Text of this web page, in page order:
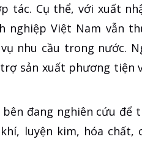
tác. Cụ thể, với xuất
nghiệp Việt Nam vẫn
nhu cầu trong nước.
sản xuất phương tiện
bên đang nghiên cứu
luyện kim, hóa chất,